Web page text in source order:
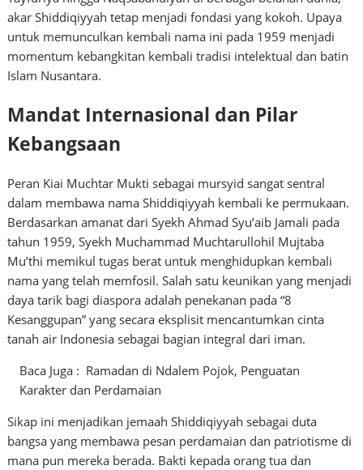
akar Shiddiqiyyah tetap menjadi fondasi yang kokoh. Upaya
untuk memunculkan kembali nama ini pada 1959 menjadi
momentum kebangkitan kembali tradisi intelektual dan batin
Islam Nusantara.
Mandat Internasional dan Pilar
Kebangsaan
Peran Kiai Muchtar Mukti sebagai mursyid sangat sentral
dalam membawa nama Shiddiqiyyah kembali ke permukaan.
Berdasarkan amanat dari Syekh Ahmad Syu’aib Jamali pada
tahun 1959, Syekh Muchammad Muchtarullohil Mujtaba
Mu’thi memikul tugas berat untuk menghidupkan kembali
nama yang telah memfosil. Salah satu keunikan yang menjadi
daya tarik bagi diaspora adalah penekanan pada “8
Kesanggupan” yang secara eksplisit mencantumkan cinta
tanah air Indonesia sebagai bagian integral dari iman.
Baca Juga : Ramadan di Ndalem Pojok, Penguatan
Karakter dan Perdamaian
Sikap ini menjadikan jemaah Shiddiqiyyah sebagai duta
bangsa yang membawa pesan perdamaian dan patriotisme di
mana pun mereka berada. Bakti kepada orang tua dan